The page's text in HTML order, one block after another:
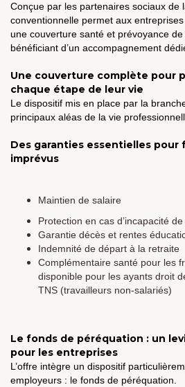
Conçue par les partenaires sociaux de
conventionnelle permet aux
une couverture santé et prévoyance
bénéficiant d’un accompagnement
Une couverture complète pour
chaque étape de leur vie
Le dispositif mis en place par la
principaux aléas de la vie
Des garanties essentielles pour
imprévus
Maintien de salaire
Protection en cas d’incapacité
Garantie décès et rentes
Indemnité de départ à la retraite
Complémentaire santé pour les
disponible pour les ayants droit
TNS (travailleurs non-salariés)
Le fonds de péréquation : un
pour les entreprises
L’offre intègre un dispositif
employeurs : le fonds de péréquation.